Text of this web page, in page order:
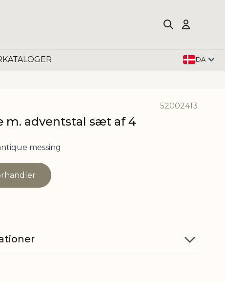
KATALOGER DA
52002413
m. adventstal sæt af 4
messing